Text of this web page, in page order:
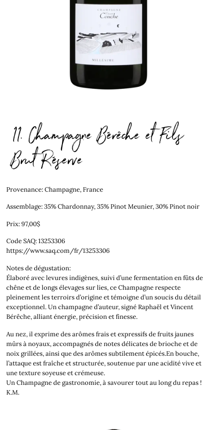
11. Champagne Bérêche et Fils
Brut Réserve
Provenance: Champagne, France
Assemblage: 35% Chardonnay, 35% Pinot Meunier, 30% Pinot noir
Prix: 97,00$
Code SAQ: 13253306
https://www.saq.com/fr/13253306
Notes de dégustation:
Élaboré avec levures indigènes, suivi d’une fermentation en fûts de
chêne et de longs élevages sur lies, ce Champagne respecte
pleinement les terroirs d’origine et témoigne d’un soucis du détail
exceptionnel. Un champagne d’auteur, signé Raphaël et Vincent
Bérêche, alliant énergie, précision et finesse.
Au nez, il exprime des arômes frais et expressifs de fruits jaunes
mûrs à noyaux, accompagnés de notes délicates de brioche et de
noix grillées, ainsi que des arômes subtilement épicés.En bouche,
l’attaque est fraîche et structurée, soutenue par une acidité vive et
une texture soyeuse et crémeuse.
Un Champagne de gastronomie, à savourer tout au long du repas !
K.M.